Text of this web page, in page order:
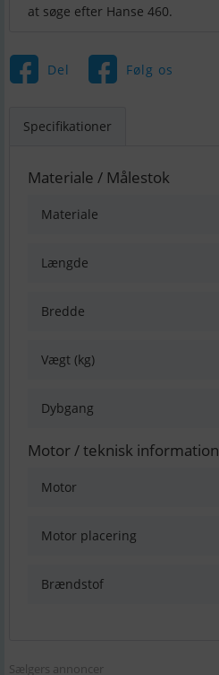
Del Følg os
Specifikationer
Materiale / Målestok
Materiale
Længde
Bredde
Vægt (kg)
Dybgang
Motor / teknisk information
Motor
Motor placering
Brændstof
Sælgers annoncer